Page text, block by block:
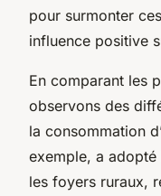
pour surmonter
influence positive
En comparant les
observons des
la consommation
exemple, a
les foyers ruraux,